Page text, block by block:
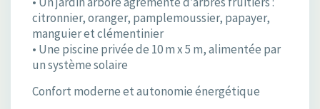
citronnier, oranger, pamplemoussier, papayer,
manguier et clémentinier
• Une piscine privée de 10 m x 5 m, alimentée par
un système solaire
Confort moderne et autonomie énergétique